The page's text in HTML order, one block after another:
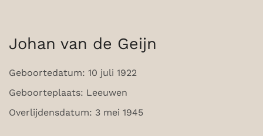
Johan van de Geijn
Geboortedatum: 10 juli 1922
Geboorteplaats: Leeuwen
Overlijdensdatum: 3 mei 1945